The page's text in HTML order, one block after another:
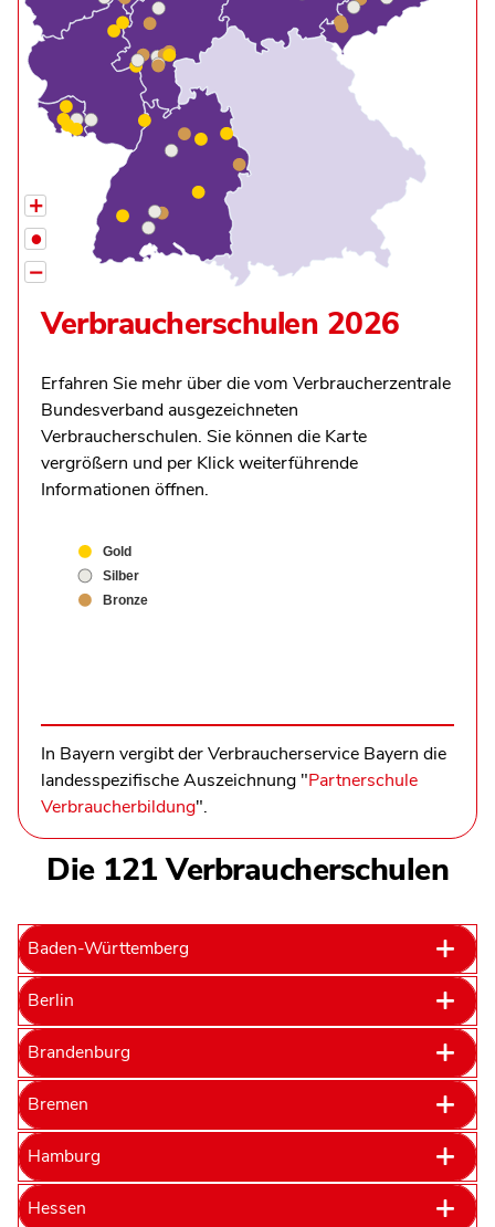
•
+
−
Verbraucherschulen 2026
Erfahren Sie mehr über die vom Verbraucherzentrale
Bundesverband ausgezeichneten
Verbraucherschulen. Sie können die Karte
vergrößern und per Klick weiterführende
Informationen öffnen.
Gold
Silber
Bronze
In Bayern vergibt der Verbraucherservice Bayern die
landesspezifische Auszeichnung "Partnerschule
Verbraucherbildung".
Die 121 Verbraucherschulen
Baden-Württemberg
Berlin
Brandenburg
Bremen
Hamburg
Hessen